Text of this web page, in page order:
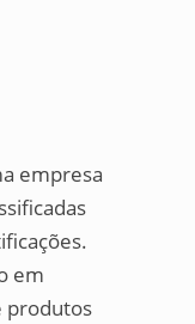
empresa
em
produtos